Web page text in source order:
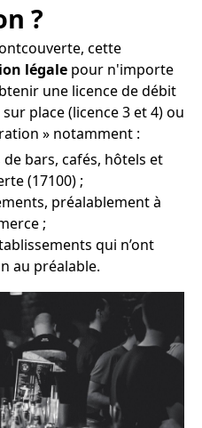
?
cette
légale pour n'importe
une licence de débit
place (licence 3 et 4) ou
» notamment :
bars, cafés, hôtels et
(17100) ;
préalablement à
;
qui n’ont
au préalable.